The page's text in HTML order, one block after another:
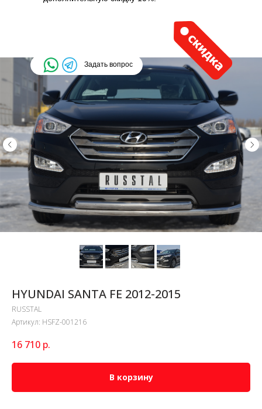
Задать вопрос
HYUNDAI SANTA FE 2012-2015
RUSSTAL
Артикул: HSFZ-001216
16 710 р.
В корзину